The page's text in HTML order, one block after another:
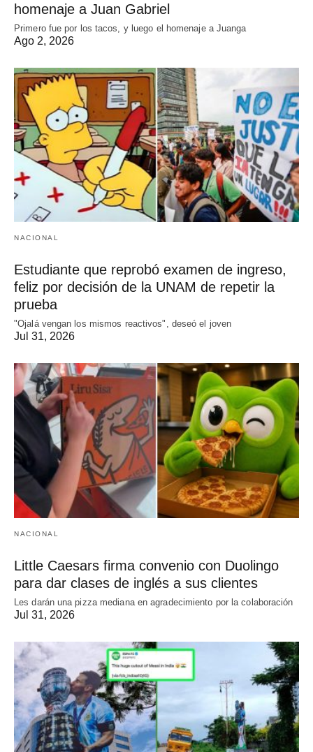
homenaje a Juan Gabriel
Primero fue por los tacos, y luego el homenaje a Juanga
Ago 2, 2026
NACIONAL
Estudiante que reprobó examen de ingreso,
feliz por decisión de la UNAM de repetir la
prueba
"Ojalá vengan los mismos reactivos", deseó el joven
Jul 31, 2026
NACIONAL
Little Caesars firma convenio con Duolingo
para dar clases de inglés a sus clientes
Les darán una pizza mediana en agradecimiento por la colaboración
Jul 31, 2026